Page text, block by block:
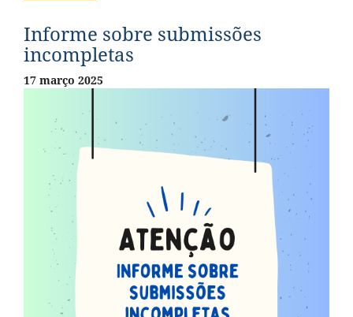
Informe sobre submissões
incompletas
17 março 2025